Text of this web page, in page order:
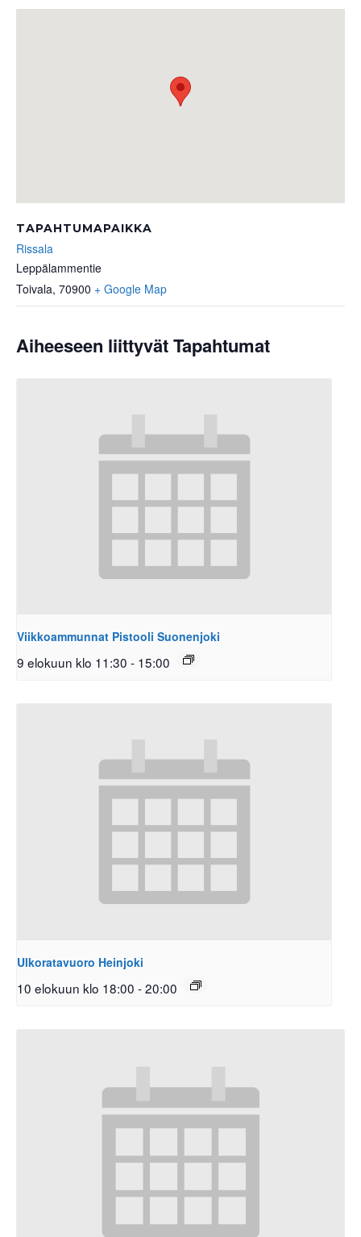
TAPAHTUMAPAIKKA
Rissala
Leppälammentie
Toivala, 70900 + Google Map
Aiheeseen liittyvät Tapahtumat
Viikkoammunnat Pistooli Suonenjoki
9 elokuun klo 11:30 - 15:00
Ulkoratavuoro Heinjoki
10 elokuun klo 18:00 -20:00